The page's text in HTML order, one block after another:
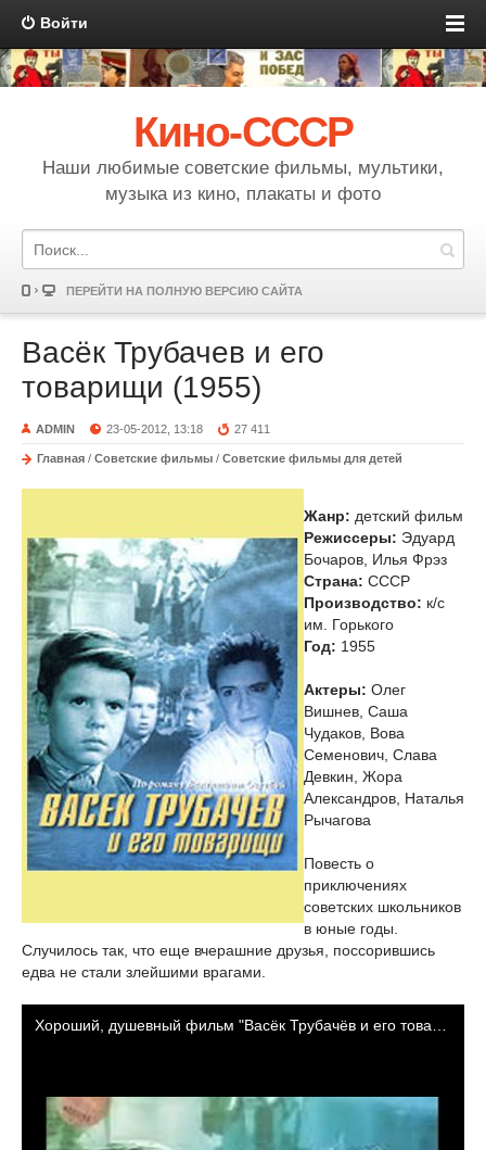
Войти
Кино-СССР
Наши любимые советские фильмы, мультики,
музыка из кино, плакаты и фото
ПЕРЕЙТИ НА ПОЛНУЮ ВЕРСИЮ САЙТА
Васёк Трубачев и его
товарищи (1955)
ADMIN 23-05-2012, 13:18 27 411
Главная / Советские фильмы / Советские фильмы для детей
Жанр: детский фильм
Режиссеры: Эдуард
Бочаров, Илья Фрэз
Страна: СССР
Производство: к/с
им. Горького
Год: 1955
Актеры: Олег
Вишнев, Саша
Чудаков, Вова
Семенович, Слава
Девкин, Жора
Александров, Наталья
Рычагова
Повесть о
приключениях
советских школьников
в юные годы.
Случилось так, что еще вчерашние друзья, поссорившись
едва не стали злейшими врагами.